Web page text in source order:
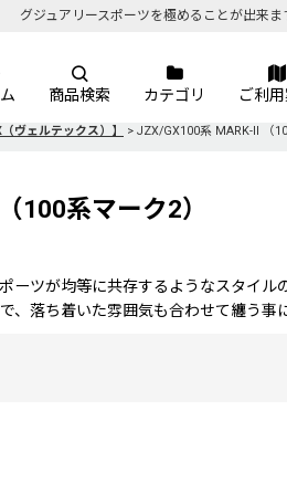
グジュアリースポーツを極めることが出来
商品検索 カテゴリ ご利
ヴェルテックス）】 > JZX/GX100系 MARK-II （
100系マーク2）
ーツが均等に共存するようなスタイ
、落ち着いた雰囲気も合わせて纏う事